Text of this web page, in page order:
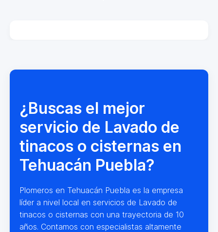
¿Buscas el mejor
servicio de Lavado de
tinacos o cisternas en
Tehuacán Puebla?
Plomeros en Tehuacán Puebla es la empresa
líder a nivel local en servicios de Lavado de
tinacos o cisternas con una trayectoria de 10
años. Contamos con especialistas altamente